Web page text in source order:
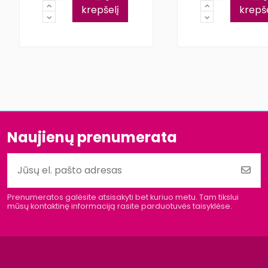
krepšelį
Naujienų prenumerata
Prenumeratos galėsite atsisakyti bet kuriuo metu. Tam tikslui
mūsų kontaktinę informaciją rasite parduotuvės taisyklėse.